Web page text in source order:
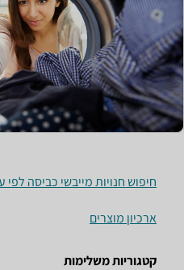
חיפוש חנויות מייבשי כביסה לפי
ארכיון מוצרים
קטגוריות משלימות